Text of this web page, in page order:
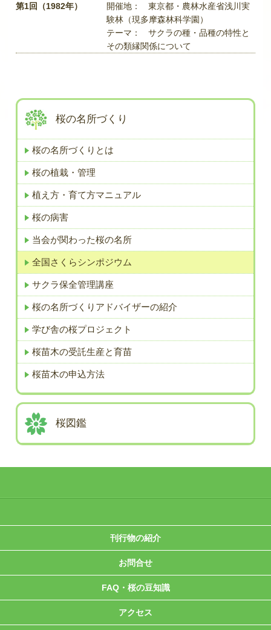
第1回（1982年） 開催地：
東京都・農林水産省浅川実
験林（現多摩森林科学園）
テーマ：
サクラの種・品種の特性と
その類縁関係について
桜の名所づくり
桜の名所づくりとは
桜の植栽・管理
植え方・育て方マニュアル
桜の病害
当会が関わった桜の名所
全国さくらシンポジウム
サクラ保全管理講座
桜の名所づくりアドバイザーの紹介
学び舎の桜プロジェクト
桜苗木の受託生産と育苗
桜苗木の申込方法
桜図鑑
刊行物の紹介
お問合せ
FAQ・桜の豆知識
アクセス